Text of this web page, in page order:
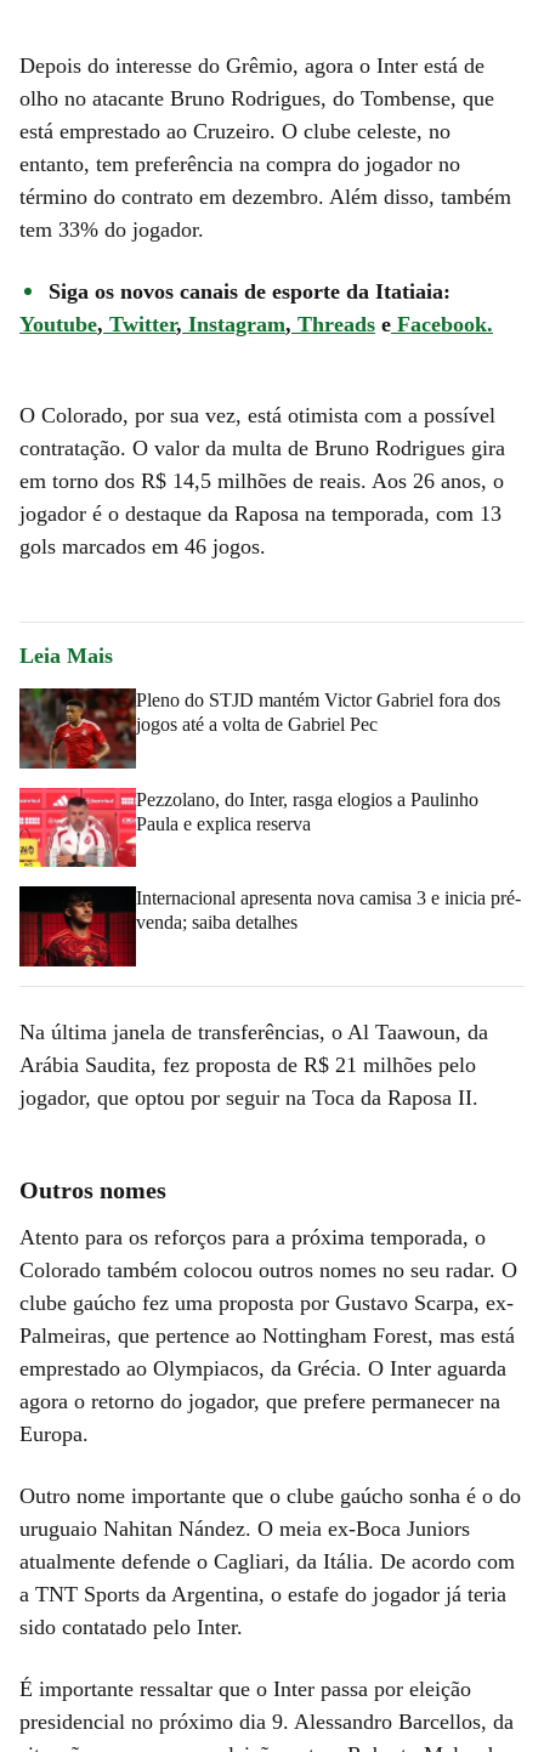
Depois do interesse do Grêmio, agora o Inter está de
olho no atacante Bruno Rodrigues, do Tombense, que
está emprestado ao Cruzeiro. O clube celeste, no
entanto, tem preferência na compra do jogador no
término do contrato em dezembro. Além disso, também
tem 33% do jogador.
Siga os novos canais de esporte da Itatiaia:
Youtube, Twitter, Instagram, Threads e Facebook.
O Colorado, por sua vez, está otimista com a possível
contratação. O valor da multa de Bruno Rodrigues gira
em torno dos R$ 14,5 milhões de reais. Aos 26 anos, o
jogador é o destaque da Raposa na temporada, com 13
gols marcados em 46 jogos.
Leia Mais
Pleno do STJD mantém Victor Gabriel fora dos
jogos até a volta de Gabriel Pec
Pezzolano, do Inter, rasga elogios a Paulinho
Paula e explica reserva
Internacional apresenta nova camisa 3 e inicia pré-
venda; saiba detalhes
Na última janela de transferências, o Al Taawoun, da
Arábia Saudita, fez proposta de R$ 21 milhões pelo
jogador, que optou por seguir na Toca da Raposa II.
Outros nomes
Atento para os reforços para a próxima temporada, o
Colorado também colocou outros nomes no seu radar. O
clube gaúcho fez uma proposta por Gustavo Scarpa, ex-
Palmeiras, que pertence ao Nottingham Forest, mas está
emprestado ao Olympiacos, da Grécia. O Inter aguarda
agora o retorno do jogador, que prefere permanecer na
Europa.
Outro nome importante que o clube gaúcho sonha é o do
uruguaio Nahitan Nández. O meia ex-Boca Juniors
atualmente defende o Cagliari, da Itália. De acordo com
a TNT Sports da Argentina, o estafe do jogador já teria
sido contatado pelo Inter.
É importante ressaltar que o Inter passa por eleição
presidencial no próximo dia 9. Alessandro Barcellos, da